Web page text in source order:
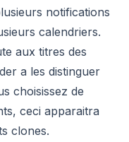
notifications
calendriers.
aux titres des
a les distinguer
choisissez de
ceci apparaitra
clones.